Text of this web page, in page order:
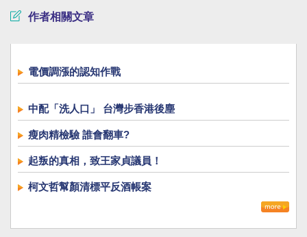
作者相關文章
電價調漲的認知作戰
中配「洗人口」 台灣步香港後塵
瘦肉精檢驗 誰會翻車?
起叛的真相，致王家貞議員！
柯文哲幫顏清標平反酒帳案